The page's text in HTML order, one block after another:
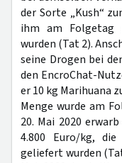
der Sorte „Kush“
ihm am Folgetag
wurden (Tat 2).
seine Drogen bei
den EncroChat-
er 10 kg Marihuana
Menge wurde am
20. Mai 2020
4.800 Euro/kg,
geliefert wurden